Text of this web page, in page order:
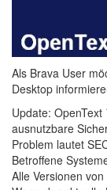
Als Brava User
Desktop
Update:
ausnutzbare
Problem lautet
Betroffene
Alle Versionen